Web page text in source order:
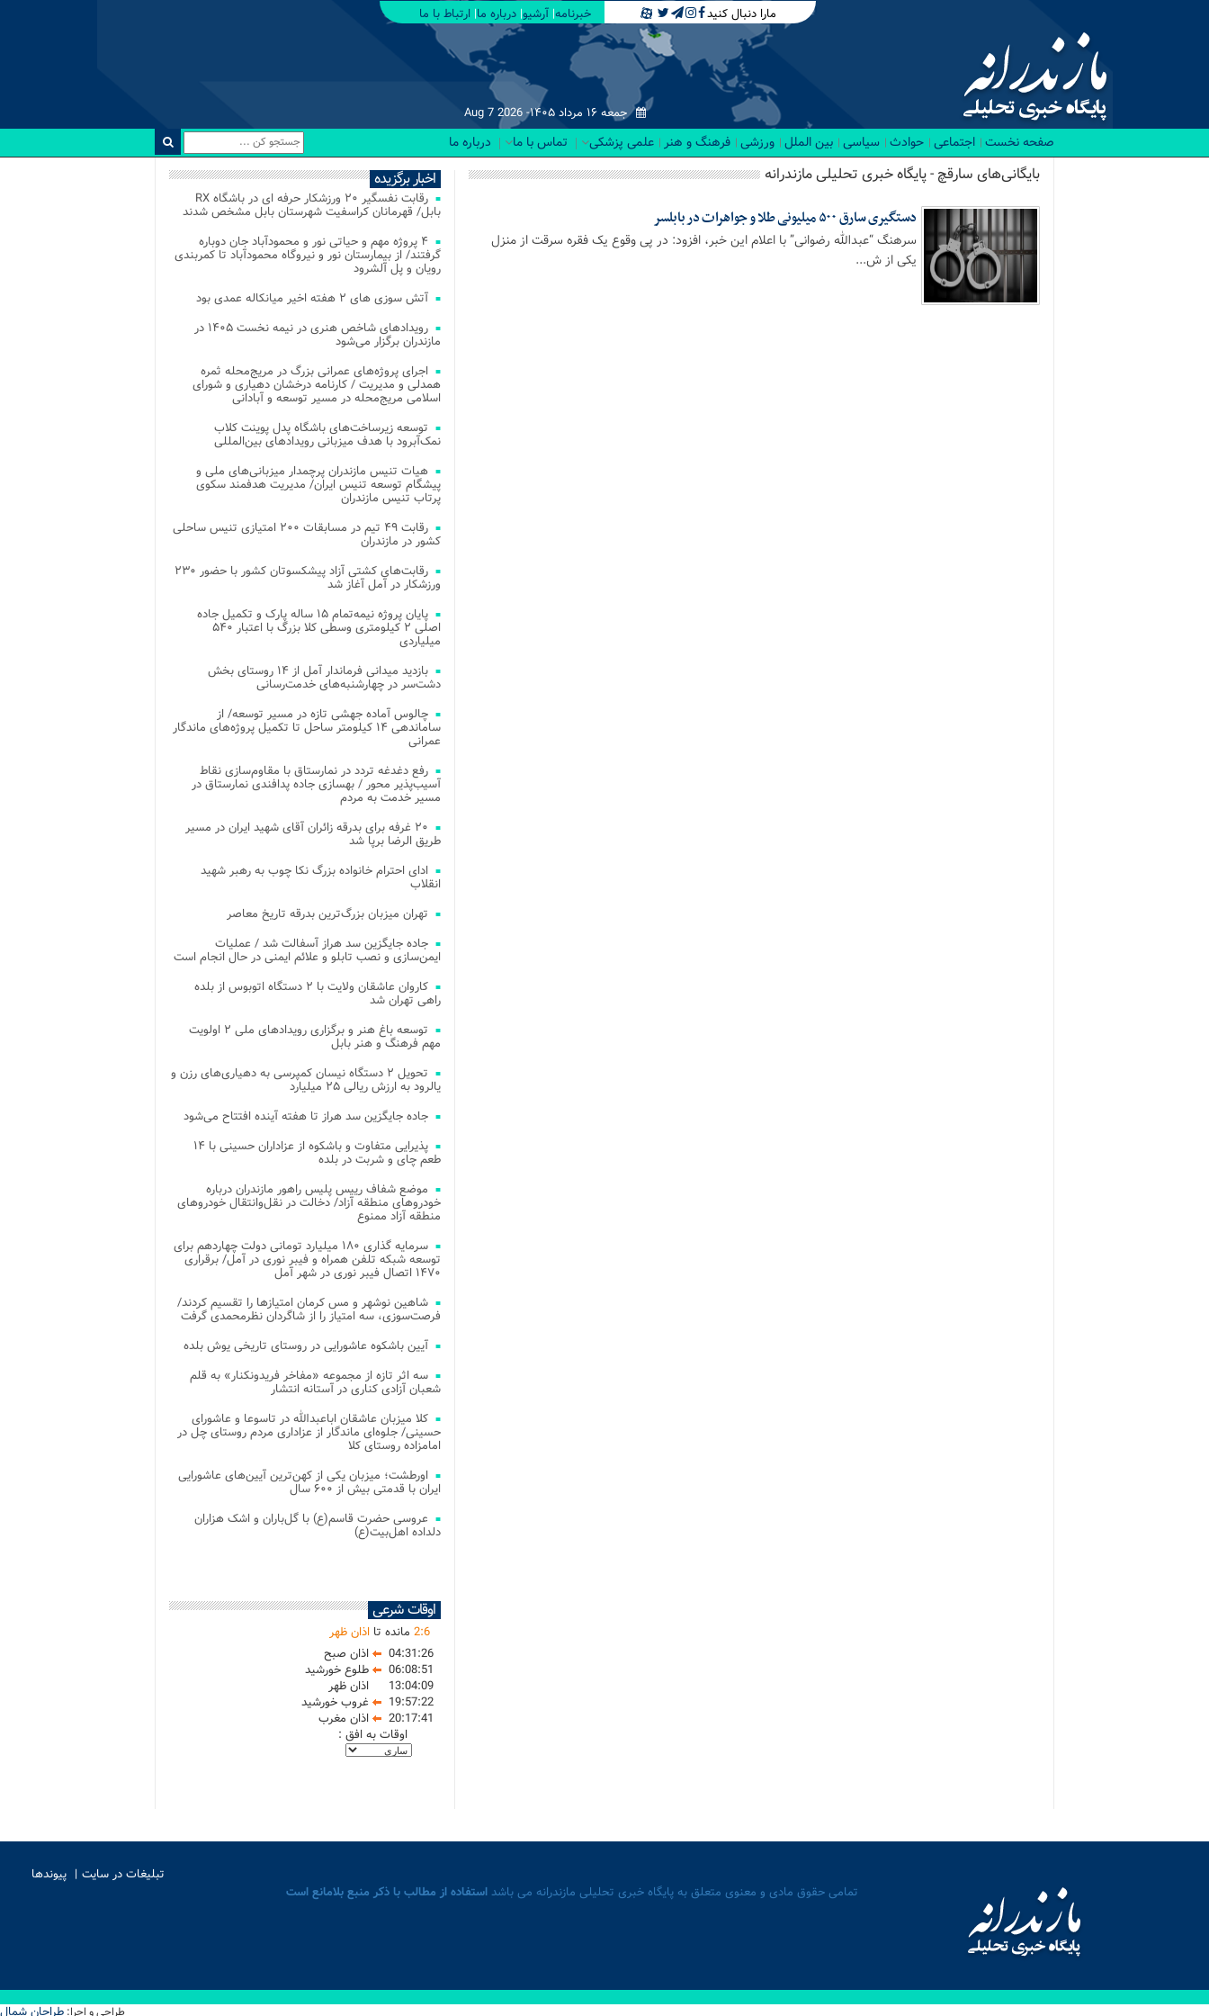
مارا دنبال کنید خبرنامه آرشیو درباره ما ارتباط با ما
جمعه ۱۶ مرداد ۱۴۰۵- Aug 7 2026
صفحه نخست اجتماعی حوادث سیاسی بین الملل ورزشی فرهنگ و هنر علمی پزشکی تماس با ما درباره ما
بایگانی‌های سارقچ - پایگاه خبری تحلیلی مازندرانه
دستگیری سارق ۵۰۰ میلیونی طلا و جواهرات در بابلسر
سرهنگ “عبدالله رضوانی” با اعلام این خبر، افزود: در پی وقوع یک فقره سرقت از منزل
یکی از ش...
اخبار برگزیده
رقابت نفسگیر ۲۰ ورزشکار حرفه ای در باشگاه RX
بابل/ قهرمانان کراسفیت شهرستان بابل مشخص شدند
۴ پروژه مهم و حیاتی نور و محمودآباد جان دوباره
گرفتند/ از بیمارستان نور و نیروگاه محمودآباد تا کمربندی
رویان و پل آلشرود
آتش‌ سوزی‌ های ۲ هفته اخیر میانکاله عمدی بود
رویدادهای شاخص هنری در نیمه نخست ۱۴۰۵ در
مازندران برگزار می‌شود
اجرای پروژه‌های عمرانی بزرگ در مریج‌محله ثمره
همدلی و مدیریت / کارنامه درخشان دهیاری و شورای
اسلامی مریج‌محله در مسیر توسعه و آبادانی
توسعه زیرساخت‌های باشگاه پدل پوینت کلاب
نمک‌آبرود با هدف میزبانی رویدادهای بین‌المللی
هیات تنیس مازندران پرچمدار میزبانی‌های ملی و
پیشگام توسعه تنیس ایران/ مدیریت هدفمند سکوی
پرتاب تنیس مازندران
رقابت ۴۹ تیم در مسابقات ۲۰۰ امتیازی تنیس ساحلی
کشور در مازندران
رقابت‌های کشتی آزاد پیشکسوتان کشور با حضور ۲۳۰
ورزشکار در آمل آغاز شد
پایان پروژه نیمه‌تمام ۱۵ ساله پارک و تکمیل جاده
اصلی ۲ کیلومتری وسطی کلا بزرگ با اعتبار ۵۴۰
میلیاردی
بازدید میدانی فرماندار آمل از ۱۴ روستای بخش
دشت‌سر در چهارشنبه‌های خدمت‌رسانی
چالوس آماده جهشی تازه در مسیر توسعه/ از
ساماندهی ۱۴ کیلومتر ساحل تا تکمیل پروژه‌های ماندگار
عمرانی
رفع دغدغه تردد در نمارستاق با مقاوم‌سازی نقاط
آسیب‌پذیر محور / بهسازی جاده پدافندی نمارستاق در
مسیر خدمت به مردم
۲۰ غرفه برای بدرقه زائران آقای شهید ایران در مسیر
طریق الرضا برپا شد
ادای احترام خانواده بزرگ نکا چوب به رهبر شهید
انقلاب
تهران میزبان بزرگ‌ترین بدرقه تاریخ معاصر
جاده جایگزین سد هراز آسفالت شد / عملیات
ایمن‌سازی و نصب تابلو و علائم ایمنی در حال انجام است
کاروان عاشقان ولایت با ۲ دستگاه اتوبوس از بلده
راهی تهران شد
توسعه باغ هنر و برگزاری رویدادهای ملی ۲ اولویت
مهم فرهنگ و هنر بابل
تحویل ۲ دستگاه نیسان کمپرسی به دهیاری‌های رزن و
یالرود به ارزش ریالی ۲۵ میلیارد
جاده جایگزین سد هراز تا هفته آینده افتتاح می‌شود
پذیرایی متفاوت و باشکوه از عزاداران حسینی با ۱۴
طعم چای و شربت در بلده
موضع شفاف رییس پلیس راهور مازندران درباره
خودروهای منطقه آزاد/ دخالت در نقل‌وانتقال خودروهای
منطقه آزاد ممنوع
سرمایه گذاری ۱۸۰ میلیارد تومانی دولت چهاردهم برای
توسعه شبکه تلفن همراه و فیبر نوری در آمل/ برقراری
۱۴۷۰ اتصال فیبر نوری در شهر آمل
شاهین نوشهر و مس کرمان امتیازها را تقسیم کردند/
فرصت‌سوزی، سه امتیاز را از شاگردان نظرمحمدی گرفت
آیین باشکوه عاشورایی در روستای تاریخی یوش بلده
سه اثر تازه از مجموعه «مفاخر فریدونکنار» به قلم
شعبان آزادی کناری در آستانه انتشار
کلا میزبان عاشقان اباعبدالله در تاسوعا و عاشورای
حسینی/ جلوه‌ای ماندگار از عزاداری مردم روستای چل در
امامزاده روستای کلا
اورطشت؛ میزبان یکی از کهن‌ترین آیین‌های عاشورایی
ایران با قدمتی بیش از ۶۰۰ سال
عروسی حضرت قاسم(ع) با گل‌باران و اشک هزاران
دلداده اهل‌بیت(ع)
اوقات شرعی
2:6 مانده تا اذان ظهر
04:31:26
اذان صبح
06:08:51
طلوع خورشید
13:04:09
اذان ظهر
19:57:22
غروب خورشید
20:17:41
اذان مغرب
اوقات به افق :
تبلیغات در سایت
پیوندها
تمامی حقوق مادی و معنوی متعلق به پایگاه خبری تحلیلی مازندرانه می باشداستفاده از مطالب با ذکر منبع بلامانع است
طراحی و اجرا: طراحان شمال